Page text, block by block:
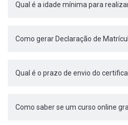
Qual é a idade mínima para
Como gerar Declaração de
Qual é o prazo de envio do
Como saber se um curso online